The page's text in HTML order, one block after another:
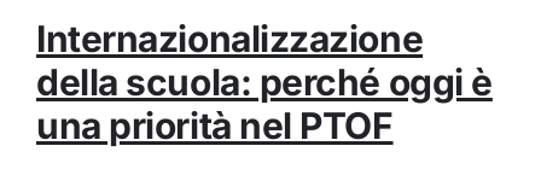
Internazionalizzazione
della scuola: perché oggi è
una priorità nel PTOF